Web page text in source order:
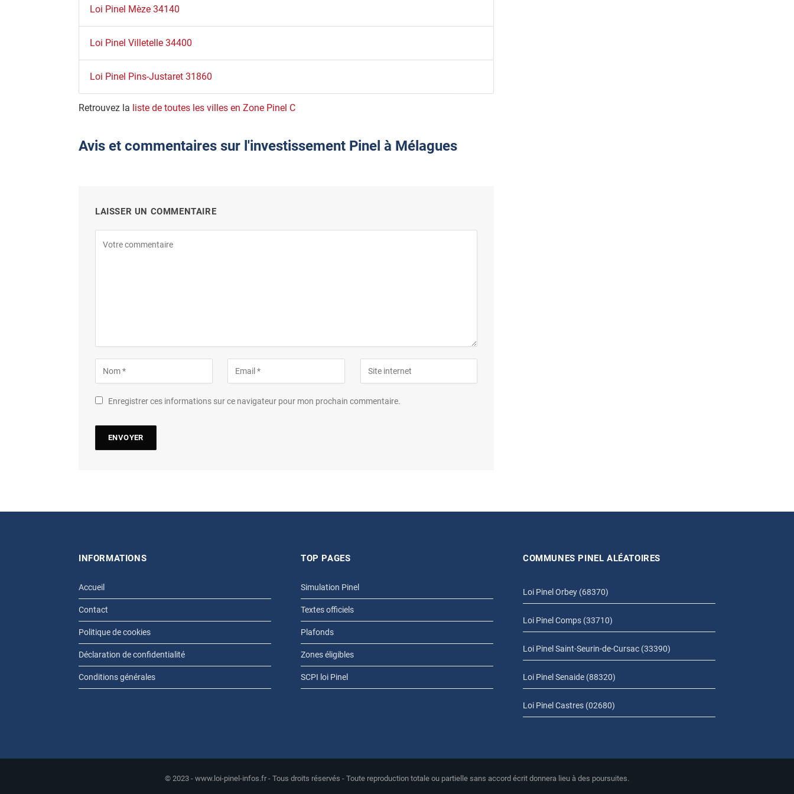
Loi Pinel Mèze 34140
Loi Pinel Villetelle 34400
Loi Pinel Pins-Justaret 31860
Retrouvez la liste de toutes les villes en Zone Pinel C
Avis et commentaires sur l'investissement Pinel à Mélagues
LAISSER UN COMMENTAIRE
Enregistrer ces informations sur ce navigateur pour mon prochain commentaire.
INFORMATIONS
Accueil
Contact
Politique de cookies
Déclaration de confidentialité
Conditions générales
TOP PAGES
Simulation Pinel
Textes officiels
Plafonds
Zones éligibles
SCPI loi Pinel
COMMUNES PINEL ALÉATOIRES
Loi Pinel Orbey (68370)
Loi Pinel Comps (33710)
Loi Pinel Saint-Seurin-de-Cursac (33390)
Loi Pinel Senaide (88320)
Loi Pinel Castres (02680)
© 2023 - www.loi-pinel-infos.fr - Tous droits réservés - Toute reproduction totale ou partielle sans accord écrit donnera lieu à des poursuites.